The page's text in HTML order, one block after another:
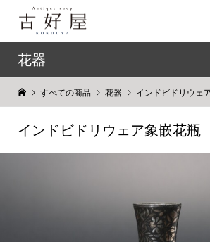
花器
すべての商品 花器 インドビドリウェ
インドビドリウェア象嵌花瓶